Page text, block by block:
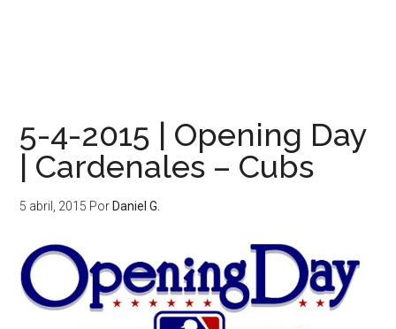
5-4-2015 | Opening Day
| Cardenales – Cubs
5 abril, 2015 Por Daniel G.